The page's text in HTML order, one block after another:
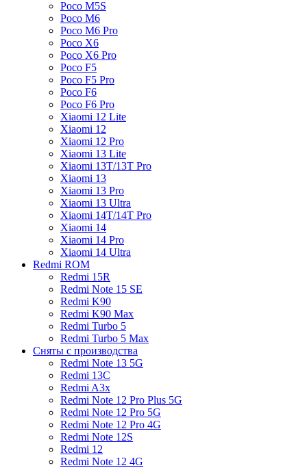
Poco M5S
Poco M6
Poco M6 Pro
Poco X6
Poco X6 Pro
Poco F5
Poco F5 Pro
Poco F6
Poco F6 Pro
Xiaomi 12 Lite
Xiaomi 12
Xiaomi 12 Pro
Xiaomi 13 Lite
Xiaomi 13T/13T Pro
Xiaomi 13
Xiaomi 13 Pro
Xiaomi 13 Ultra
Xiaomi 14T/14T Pro
Xiaomi 14
Xiaomi 14 Pro
Xiaomi 14 Ultra
Redmi ROM
Redmi 15R
Redmi Note 15 SE
Redmi K90
Redmi K90 Max
Redmi Turbo 5
Redmi Turbo 5 Max
Сняты с производства
Redmi Note 13 5G
Redmi 13C
Redmi A3x
Redmi Note 12 Pro Plus 5G
Redmi Note 12 Pro 5G
Redmi Note 12 Pro 4G
Redmi Note 12S
Redmi 12
Redmi Note 12 4G